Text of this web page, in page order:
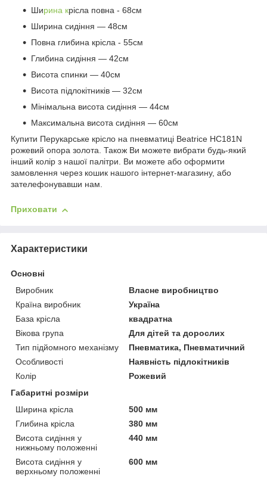
Ширина крісла повна - 68см
Ширина сидіння — 48см
Повна глибина крісла - 55см
Глибина сидіння — 42см
Висота спинки — 40см
Висота підлокітників — 32см
Мінімальна висота сидіння — 44см
Максимальна висота сидіння — 60см
Купити Перукарське крісло на пневматиці Beatrice HC181N
рожевий опора золота. Також Ви можете вибрати будь-який
інший колір з нашої палітри. Ви можете або оформити
замовлення через кошик нашого інтернет-магазину, або
зателефонувавши нам.
Приховати
Характеристики
Основні
Виробник
Власне виробництво
Країна виробник
Україна
База крісла
квадратна
Вікова група
Для дітей та дорослих
Тип підйомного механізму
Пневматика, Пневматичний
Особливості
Наявність підлокітників
Колір
Рожевий
Габаритні розміри
Ширина крісла
500 мм
Глибина крісла
380 мм
Висота сидіння у
нижньому положенні
440 мм
Висота сидіння у
верхньому положенні
600 мм